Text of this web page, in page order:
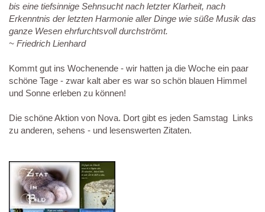
bis eine tiefsinnige Sehnsucht nach letzter Klarheit, nach
Erkenntnis der letzten Harmonie aller Dinge wie süße Musik das
ganze Wesen ehrfurchtsvoll durchströmt.
~ Friedrich Lienhard
Kommt gut ins Wochenende - wir hatten ja die Woche ein paar
schöne Tage - zwar kalt aber es war so schön blauen Himmel
und Sonne erleben zu können!
Die schöne Aktion von Nova. Dort gibt es jeden Samstag Links
zu anderen, sehens - und lesenswerten Zitaten.